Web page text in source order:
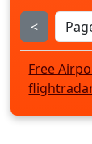
<
Free